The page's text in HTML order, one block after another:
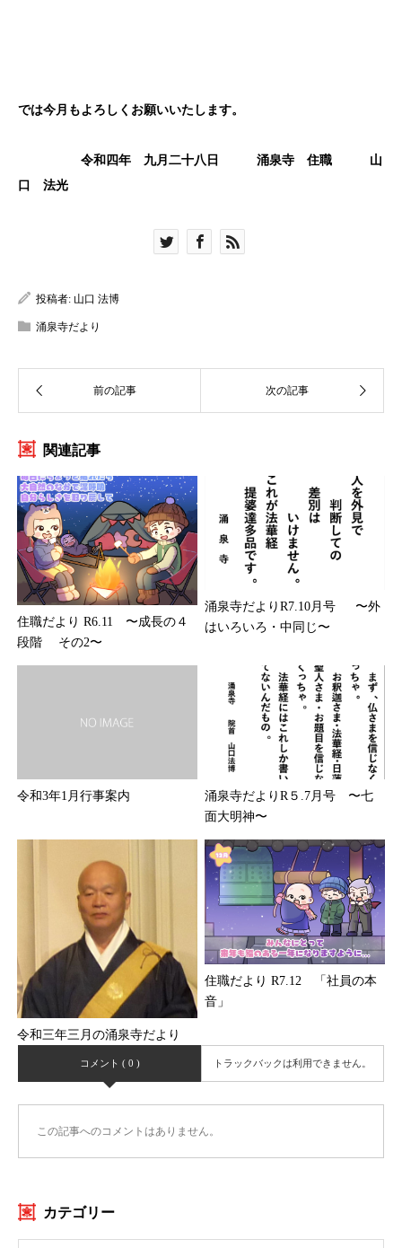
では今月もよろしくお願いいたします。
令和四年 九月二十八日 涌泉寺 住職 山
口 法光
投稿者: 山口 法博
涌泉寺だより
関連記事
住職だより R6.11 〜成長の４
段階 その2〜
涌泉寺だよりR7.10月号 〜外
はいろいろ・中同じ〜
令和3年1月行事案内
涌泉寺だよりR５.7月号 〜七
面大明神〜
令和三年三月の涌泉寺だより
住職だより R7.12 「社員の本
音」
コメント ( 0 ) トラックバックは利用できません。
この記事へのコメントはありません。
カテゴリー